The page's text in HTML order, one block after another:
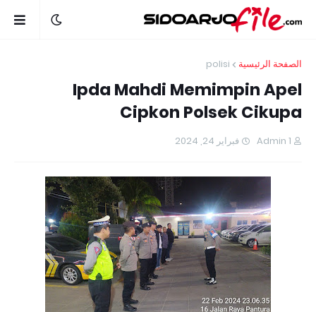
الصفحة الرئيسية polisi
Ipda Mahdi Memimpin Apel
Cipkon Polsek Cikupa
Admin 1 فبراير 24, 2024